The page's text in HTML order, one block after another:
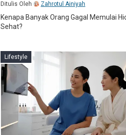
Ditulis Oleh Zahrotul Ainiyah
Kenapa Banyak Orang Gagal Memulai
Sehat?
Lifestyle